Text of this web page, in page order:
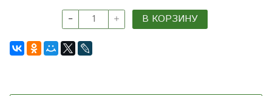
В КОРЗИНУ